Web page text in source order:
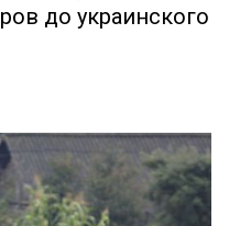
до украинского